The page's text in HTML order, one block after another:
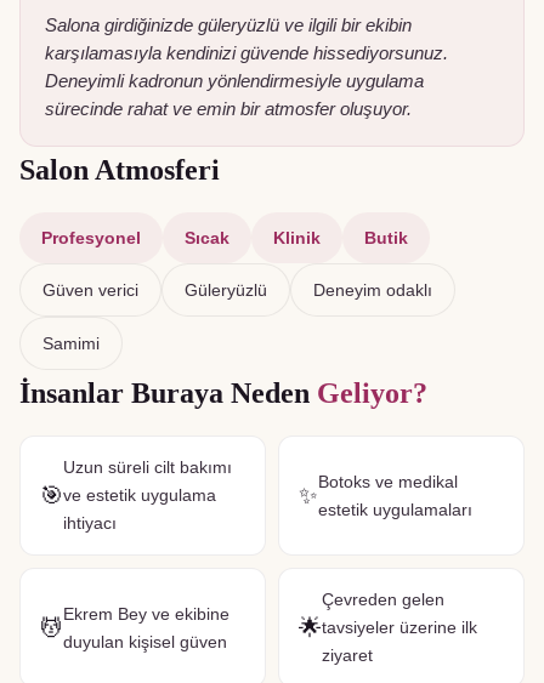
Salona girdiğinizde güleryüzlü ve ilgili bir ekibin
karşılamasıyla kendinizi güvende hissediyorsunuz.
Deneyimli kadronun yönlendirmesiyle uygulama
sürecinde rahat ve emin bir atmosfer oluşuyor.
Salon Atmosferi
Profesyonel Sıcak Klinik Butik
Güven verici Güleryüzlü Deneyim odaklı
Samimi
İnsanlar Buraya Neden Geliyor?
🎯
Uzun süreli cilt bakımı
ve estetik uygulama
ihtiyacı
✨
Botoks ve medikal
estetik uygulamaları
💆
Ekrem Bey ve ekibine
duyulan kişisel güven
🌟
Çevreden gelen
tavsiyeler üzerine ilk
ziyaret